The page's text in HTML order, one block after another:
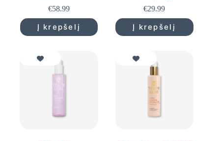
€58.99
Į krepšelį
€29.99
Į krepšelį